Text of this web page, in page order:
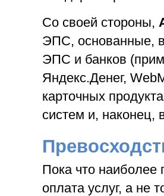
Со своей стороны,
ЭПС, основанные,
ЭПС и банков
Яндекс.Денег,
карточных
систем и, наконец,
Пока что
оплата услуг, а не